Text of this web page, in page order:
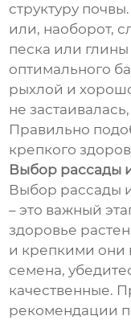
структуру
или, наоборот,
песка или
оптимального
рыхлой и
не
Правильно
крепкого
Выбор рассады
Выбор рассады
– это важный
здоровье
и крепкими они
семена,
качественные.
рекомендации